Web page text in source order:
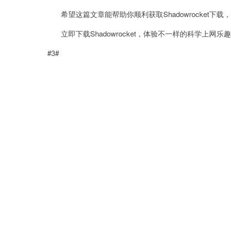
希望这篇文章能帮助你顺利获取Shadowrocket下载，
立即下载Shadowrocket，体验不一样的科学上网乐趣
#3#